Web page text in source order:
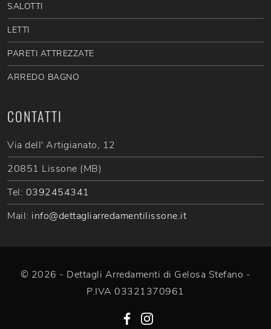
SALOTTI
LETTI
PARETI ATTREZZATE
ARREDO BAGNO
CONTATTI
Via dell' Artigianato, 12
20851 Lissone (MB)
Tel: 0392454341
Mail: info@dettagliarredamentilissone.it
© 2026 - Dettagli Arredamenti di Gelosa Stefano -
P.IVA 03321370961